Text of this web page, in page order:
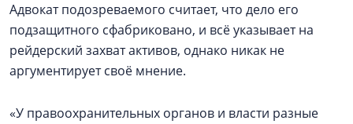
Адвокат подозреваемого считает, что дело его
подзащитного сфабриковано, и всё указывает на
рейдерский захват активов, однако никак не
аргументирует своё мнение.
«У правоохранительных органов и власти разные